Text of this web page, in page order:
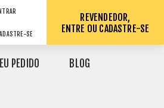
SE
REVENDEDOR,
ENTRE OU CADASTRE-SE
PEDIDO BLOG